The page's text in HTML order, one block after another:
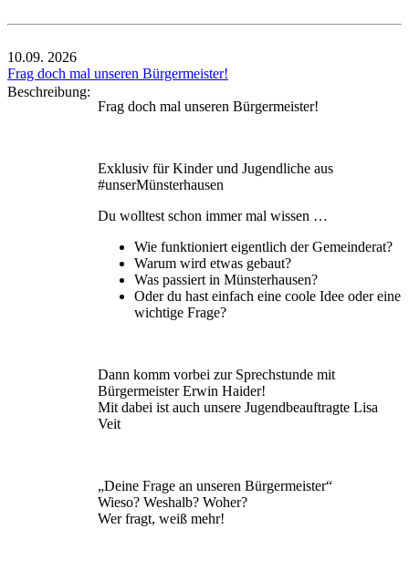
10.09. 2026
Frag doch mal unseren Bürgermeister!
Beschreibung:
Frag doch mal unseren Bürgermeister!
Exklusiv für Kinder und Jugendliche aus
#unserMünsterhausen
Du wolltest schon immer mal wissen …
Wie funktioniert eigentlich der Gemeinderat?
Warum wird etwas gebaut?
Was passiert in Münsterhausen?
Oder du hast einfach eine coole Idee oder eine
wichtige Frage?
Dann komm vorbei zur Sprechstunde mit
Bürgermeister Erwin Haider!
Mit dabei ist auch unsere Jugendbeauftragte Lisa
Veit
„Deine Frage an unseren Bürgermeister“
Wieso? Weshalb? Woher?
Wer fragt, weiß mehr!